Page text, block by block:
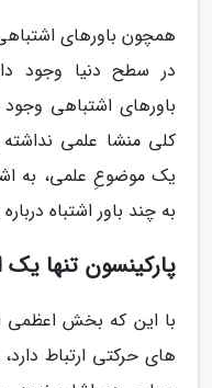
همچون باورهای
در سطح دنیا وجود
باورهای اشتباهی
کلی منشا علمی
یک موضوعِ علمی، به
به چند باور اشتباه
پارکینسون تنها
با این که بخش اعظمی
های حرکتی ارتباط